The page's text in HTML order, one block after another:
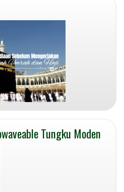
Tungku Moden